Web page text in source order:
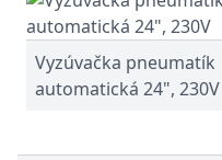
Vyzúvačka pneumatík
automatická 24", 230V